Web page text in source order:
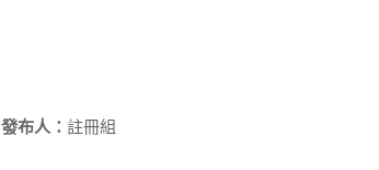
發布人： 註冊組